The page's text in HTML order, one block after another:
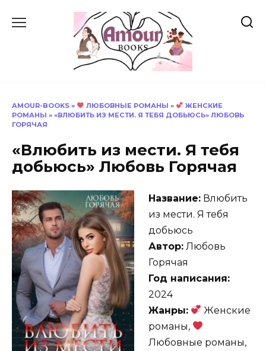
AMOUR-BOOKS » ЛЮБОВНЫЕ РОМАНЫ »
ЖЕНСКИЕ
РОМАНЫ » «ВЛЮБИТЬ ИЗ МЕСТИ. Я ТЕБЯ ДОБЬЮСЬ» ЛЮБОВЬ
ГОРЯЧАЯ
«Влюбить из мести. Я тебя
добьюсь» Любовь Горячая
Название: Влюбить
из мести. Я тебя
добьюсь
Автор: Любовь
Горячая
Год написания:
2024
Жанры:
Женские
романы,
Любовные романы,